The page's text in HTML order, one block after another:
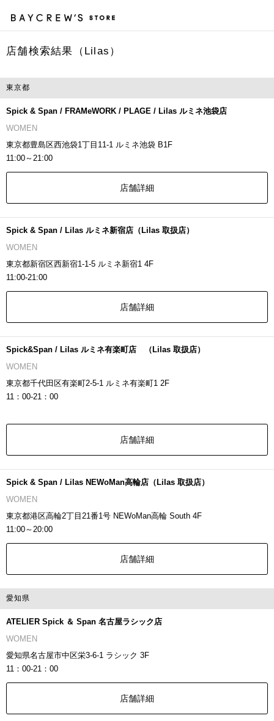
店舗検索結果（Lilas）
東京都
Spick & Span / FRAMeWORK / PLAGE / Lilas ルミネ池袋店
WOMEN
東京都豊島区西池袋1丁目11-1 ルミネ池袋 B1F
11:00～21:00
店舗詳細
Spick & Span / Lilas ルミネ新宿店（Lilas 取扱店）
WOMEN
東京都新宿区西新宿1-1-5 ルミネ新宿1 4F
11:00-21:00
店舗詳細
Spick&Span / Lilas ルミネ有楽町店 （Lilas 取扱店）
WOMEN
東京都千代田区有楽町2-5-1 ルミネ有楽町1 2F
11：00-21：00
店舗詳細
Spick & Span / Lilas NEWoMan高輪店（Lilas 取扱店）
WOMEN
東京都港区高輪2丁目21番1号 NEWoMan高輪 South 4F
11:00～20:00
店舗詳細
愛知県
ATELIER Spick ＆ Span 名古屋ラシック店
WOMEN
愛知県名古屋市中区栄3-6-1 ラシック 3F
11：00-21：00
店舗詳細